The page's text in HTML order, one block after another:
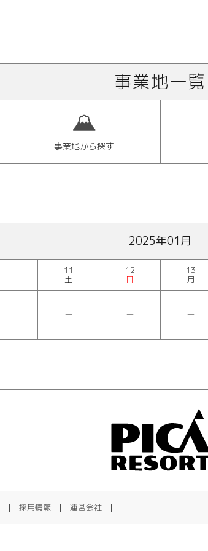
事業地一覧
事業地から探す
2025年01月
11
土
12
日
13
月
採用情報 運営会社